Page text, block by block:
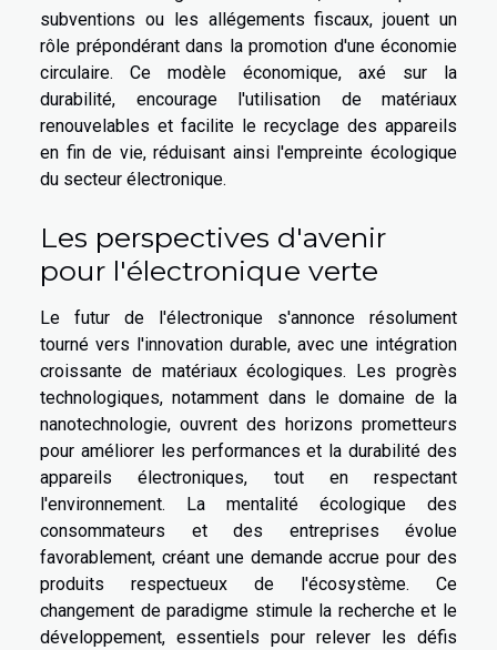
subventions ou les allégements fiscaux, jouent un
rôle prépondérant dans la promotion d'une économie
circulaire. Ce modèle économique, axé sur la
durabilité, encourage l'utilisation de matériaux
renouvelables et facilite le recyclage des appareils
en fin de vie, réduisant ainsi l'empreinte écologique
du secteur électronique.
Les perspectives d'avenir
pour l'électronique verte
Le futur de l'électronique s'annonce résolument
tourné vers l'innovation durable, avec une intégration
croissante de matériaux écologiques. Les progrès
technologiques, notamment dans le domaine de la
nanotechnologie, ouvrent des horizons prometteurs
pour améliorer les performances et la durabilité des
appareils électroniques, tout en respectant
l'environnement. La mentalité écologique des
consommateurs et des entreprises évolue
favorablement, créant une demande accrue pour des
produits respectueux de l'écosystème. Ce
changement de paradigme stimule la recherche et le
développement, essentiels pour relever les défis